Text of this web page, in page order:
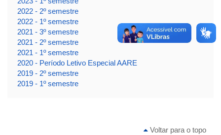
2022 - 2º semestre
2022 - 1º semestre
2021 - 3º semestre
2021 - 2º semestre
2021 - 1º semestre
2020 - Período Letivo Especial AARE
2019 - 2º semestre
2019 - 1º semestre
Voltar para o topo